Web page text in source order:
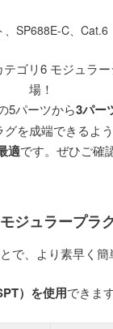
SP688E-C、 Cat.6
ゴリ6 モジュラ
場！
5パーツから3パー
を成端できるよう
適です。ぜひご確
ジュラープラ
で、より素早く
）を使用できます